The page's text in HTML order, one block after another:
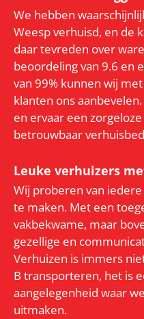
We hebben
Weesp verhuisd, en de
daar tevreden over
beoordeling van 9.6 en
van 99% kunnen wij
klanten ons
en ervaar een
betrouwbaar
Leuke verhuizers
Wij proberen van
te maken. Met een
vakbekwame, maar
gezellige en
Verhuizen is immers
B transporteren, het is
aangelegenheid waar
uitmaken.